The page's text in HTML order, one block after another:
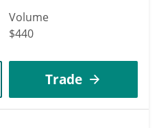
Volume
$440
Trade